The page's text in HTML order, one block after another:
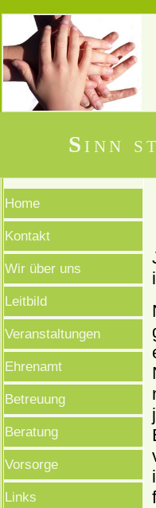
Sinn
Home
Kontakt
Wir über uns
Leitbild
Veranstaltungen
Ehrenamt
Betreuung
Beratung
Vorsorge
Links